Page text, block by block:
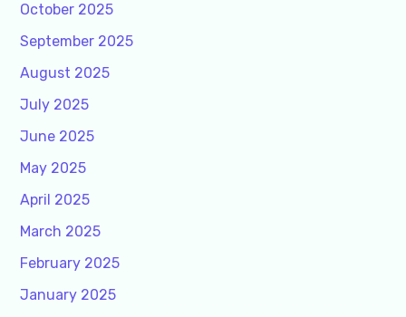
October 2025
September 2025
August 2025
July 2025
June 2025
May 2025
April 2025
March 2025
February 2025
January 2025